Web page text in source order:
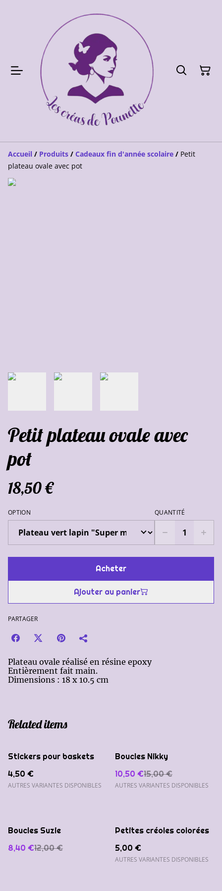
Accueil / Produits / Cadeaux fin d'année scolaire / Petit
plateau ovale avec pot
Petit plateau ovale avec
pot
18,50 €
OPTION QUANTITÉ
Acheter
Ajouter au panier
PARTAGER
Plateau ovale réalisé en résine epoxy
Entièrement fait main.
Dimensions : 18 x 10.5 cm
Related items
Stickers pour baskets
4,50 €
AUTRES VARIANTES DISPONIBLES
%
Boucles Nikky
10,50 €15,00 €
AUTRES VARIANTES DISPONIBLES
%
Boucles Suzie
8,40 €12,00 €
Petites créoles colorées
5,00 €
AUTRES VARIANTES DISPONIBLES